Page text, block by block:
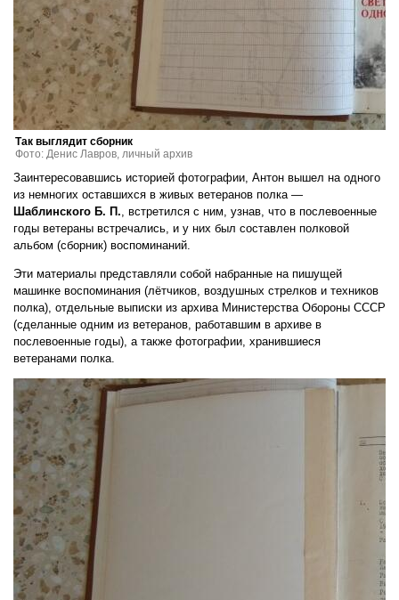
Так выглядит сборник
Фото: Денис Лавров, личный архив
Заинтересовавшись историей фотографии, Антон вышел на одного
из немногих оставшихся в живых ветеранов полка —
Шаблинского Б. П. , встретился с ним, узнав, что в послевоенные
годы ветераны встречались, и у них был составлен полковой
альбом (сборник) воспоминаний.
Эти материалы представляли собой набранные на пишущей
машинке воспоминания (лётчиков, воздушных стрелков и техников
полка), отдельные выписки из архива Министерства Обороны СССР
(сделанные одним из ветеранов, работавшим в архиве в
послевоенные годы), а также фотографии, хранившиеся
ветеранами полка.